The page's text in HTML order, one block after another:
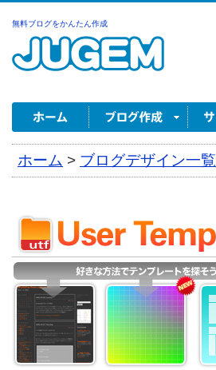
無料ブログをかんたん作成
ホーム > ブログデザイン一覧